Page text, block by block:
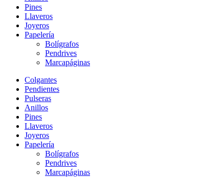
Pines
Llaveros
Joyeros
Papelería
Bolígrafos
Pendrives
Marcapáginas
Colgantes
Pendientes
Pulseras
Anillos
Pines
Llaveros
Joyeros
Papelería
Bolígrafos
Pendrives
Marcapáginas